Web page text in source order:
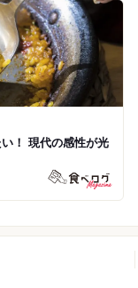
！ 現代の感性が光